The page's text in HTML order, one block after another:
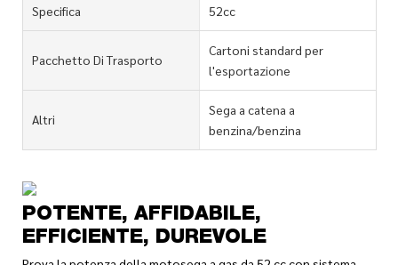
Specifica 52cc
Pacchetto Di Trasporto
Cartoni standard per
l'esportazione
Altri
Sega a catena a
benzina/benzina
POTENTE, AFFIDABILE,
EFFICIENTE, DUREVOLE